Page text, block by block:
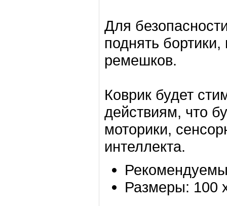
Для
поднять
ремешков.
Коврик будет
действиям, что
моторики,
интеллекта.
Размеры: 100